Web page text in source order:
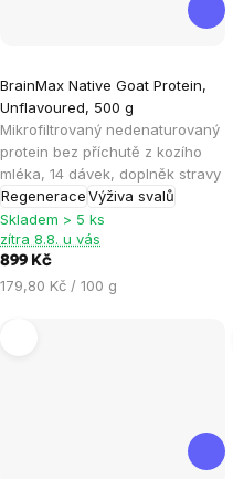
BrainMax Native Goat Protein,
Unflavoured, 500 g
Mikrofiltrovaný nedenaturovaný
protein bez příchutě z kozího
mléka, 14 dávek, doplněk stravy
RegeneraceVýživa svalů
hodnocení
produktu
je
5,0
z
5
hvězdiček.
Skladem > 5 ks
zítra 8.8. u vás
899 Kč
Měrná
179,80 Kč / 100 g